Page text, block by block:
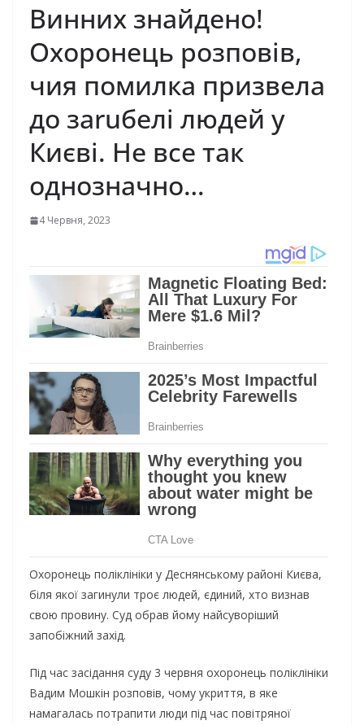
Винних знайдено!
Охоронець розповів,
чия помилка призвела
до заruбелі людей у
Києві. Не все так
однозначно…
4 Червня, 2023
Охоронець поліклініки у Деснянському районі Києва,
біля якої загинули троє людей, єдиний, хто визнав
свою провину. Суд обрав йому найсуворіший
запобіжний захід.
Під час засідання суду 3 червня охоронець поліклініки
Вадим Мошкін розповів, чому укриття, в яке
намагалась потрапити люди під час повітряної